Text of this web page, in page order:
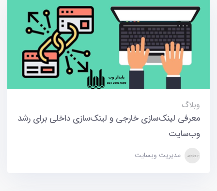
وبلاگ
معرفی لینک‌سازی خارجی و لینک‌سازی داخلی برای رشد
وب‌سایت
مدیریت وبسایت